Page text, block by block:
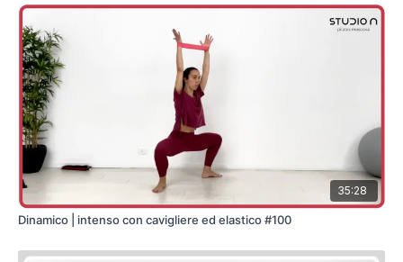
35:28
Dinamico | intenso con cavigliere ed elastico #100